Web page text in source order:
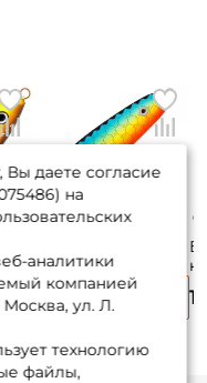
колеблющаяся
Kuusamo Rasanen
70/10 7см. 10гр.
1 050 ₽ 1
Вы даете согласие
на
аналитики
компанией
ул. Л.
технологию
файлы,